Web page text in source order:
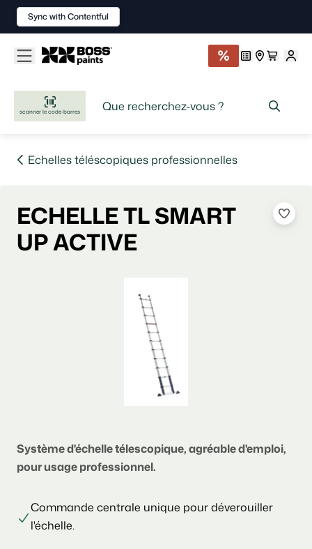
scanner le code-barres
Echelles téléscopiques professionnelles
ECHELLE TL SMART
UP ACTIVE
Système d'échelle télescopique, agréable d'emploi,
pour usage professionnel.
Commande centrale unique pour déverouiller
l'échelle.
Sync with Contentful